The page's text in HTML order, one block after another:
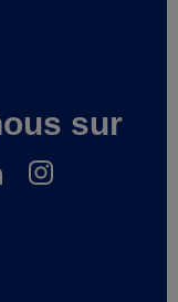
sur